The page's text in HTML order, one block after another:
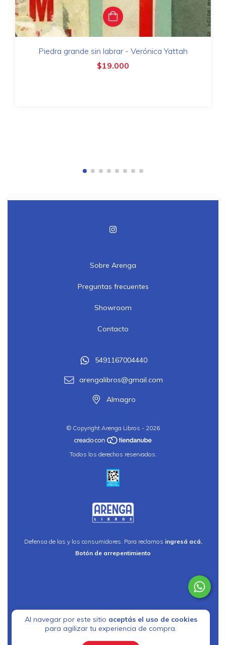
Al navegar por este sitio aceptás el uso de cookies
para agilizar tu experiencia de compra.
Piedra grande sin labrar - Verónica Yattah
$19.000
Sobre Arenga
Preguntas frecuentes
Showroom
Contacto
5491167004440
arengalibros@gmail.com
Almagro
© Copyright Arenga Libros - 2026
Todos los derechos reservados.
Defensa de las y los consumidores. Para reclamos ingresá acá.
Botón de arrepentimiento